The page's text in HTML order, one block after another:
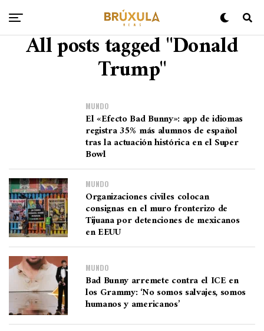
All posts tagged "Donald
Trump"
MUNDO
El «Efecto Bad Bunny»: app de idiomas
registra 35% más alumnos de español
tras la actuación histórica en el Super
Bowl
MUNDO
Organizaciones civiles colocan
consignas en el muro fronterizo de
Tijuana por detenciones de mexicanos
en EEUU
MUNDO
Bad Bunny arremete contra el ICE en
los Grammy: ‘No somos salvajes, somos
humanos y americanos’